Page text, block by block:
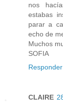
nos
estabas
parar a
echo de
Muchos
SOFIA
Responder
CLAIRE